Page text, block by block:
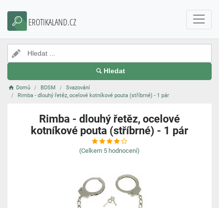
EROTIKALAND.CZ
Hledat
Domů BDSM
Svazování
Rimba - dlouhý řetěz, ocelové kotníkové pouta (stříbrné) - 1 pár
Rimba - dlouhý řetěz, ocelové
kotníkové pouta (stříbrné) - 1 pár
(Celkem 5 hodnocení)